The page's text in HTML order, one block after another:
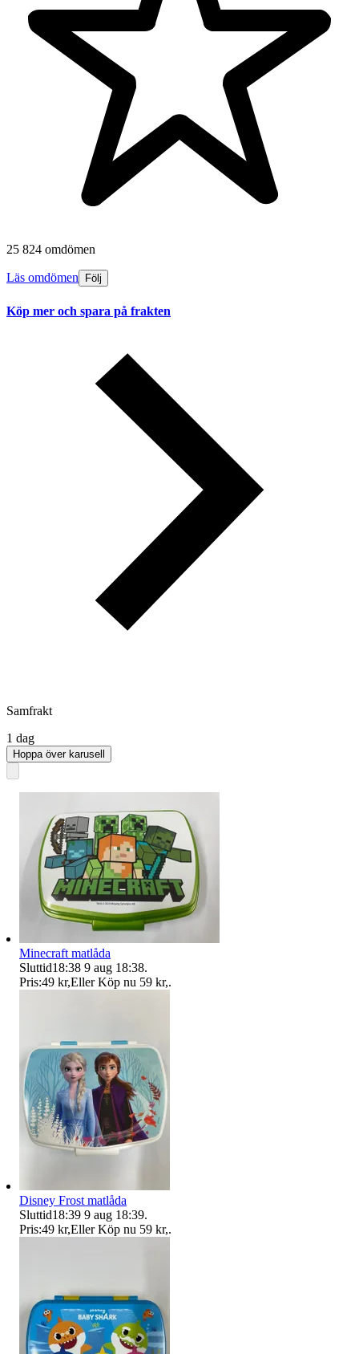
25 824 omdömen
Läs omdömen Följ
Köp mer och spara på frakten
Samfrakt
1 dag
Hoppa över karusell
Minecraft matlåda
Sluttid18:38 9 aug 18:38.
Pris:49 kr,Eller Köp nu 59 kr,.
Disney Frost matlåda
Sluttid18:39 9 aug 18:39.
Pris:49 kr,Eller Köp nu 59 kr,.